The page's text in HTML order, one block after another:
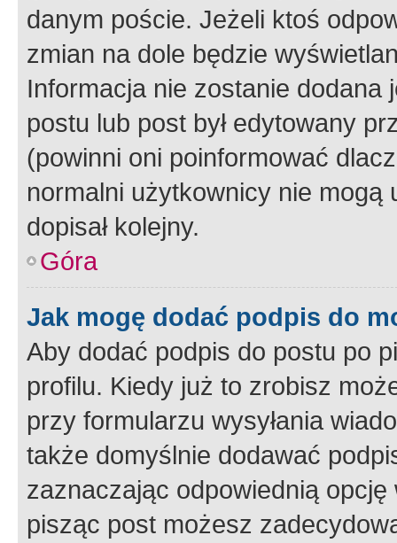
danym poście. Jeżeli ktoś
zmian na dole będzie
Informacja nie zostanie dodana
postu lub post był edytowany
(powinni oni poinformować
normalni użytkownicy nie
dopisał kolejny.
Góra
Jak mogę dodać podpis do
Aby dodać podpis do postu po
profilu. Kiedy już to zrobisz
przy formularzu wysyłania
także domyślnie dodawać
zaznaczając odpowiednią
pisząc post możesz